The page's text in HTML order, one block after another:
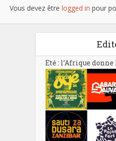
Vous devez être logged in pour
Eté : l’Afrique